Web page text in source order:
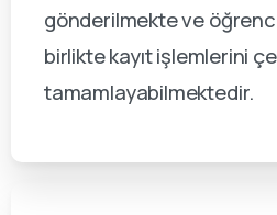
gönderilmekte ve
birlikte kayıt işlemlerini
tamamlayabilmektedir.